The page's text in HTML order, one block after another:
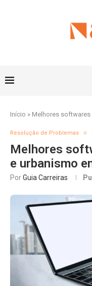
Início » Melhores softwares
Resolução de Problemas
Melhores
e urbanismo
PorGuia Carreiras